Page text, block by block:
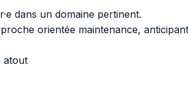
dans un domaine pertinent.
orientée maintenance, anticipant
atout